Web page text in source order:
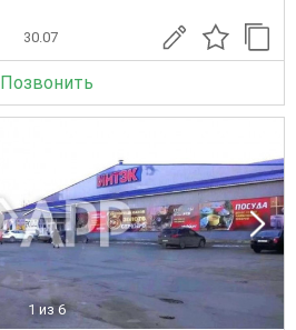
30.07
Позвонить
1 из 6